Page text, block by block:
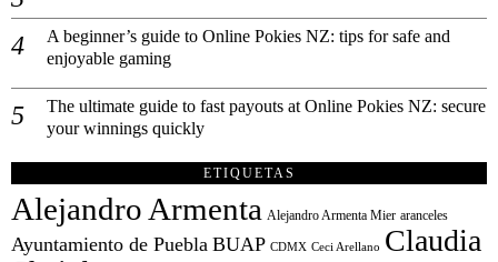
A beginner’s guide to Online Pokies NZ: tips for safe and
enjoyable gaming
The ultimate guide to fast payouts at Online Pokies NZ: secure
your winnings quickly
ETIQUETAS
Alejandro Armenta Alejandro Armenta Mier aranceles
Ayuntamiento de Puebla BUAP CDMX Ceci Arellano Claudia